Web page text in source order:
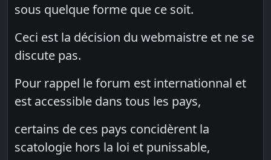
sous quelque forme que ce soit.
Ceci est la décision du webmaistre et ne se
discute pas.
Pour rappel le forum est internationnal et
est accessible dans tous les pays,
certains de ces pays concidèrent la
scatologie hors la loi et punissable,